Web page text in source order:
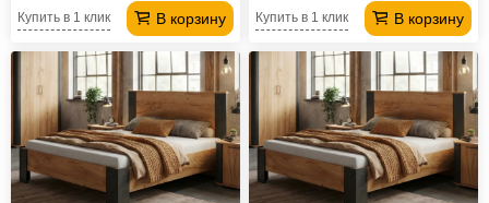
В корзину
Купить в 1 клик В корзину
Купить в 1 клик